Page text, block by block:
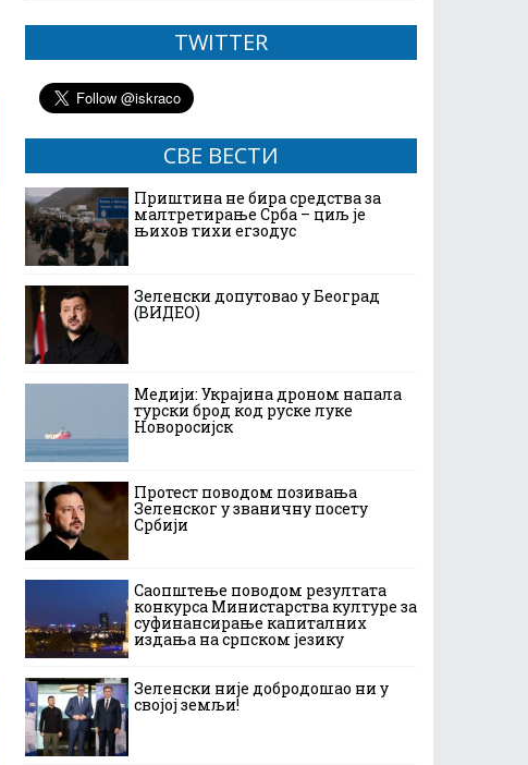
TWITTER
СВЕ ВЕСТИ
Приштина не бира средства за
малтретирање Срба – циљ је
њихов тихи егзодус
Зеленски допутовао у Београд
(ВИДЕО)
Медији: Украјина дроном напала
турски брод код руске луке
Новоросијск
Протест поводом позивања
Зеленског у званичну посету
Србији
Саопштење поводом резултата
конкурса Министарства културе за
суфинансирање капиталних
издања на српском језику
Зеленски није добродошао ни у
својој земљи!